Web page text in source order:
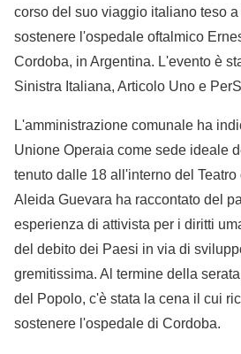
corso del suo viaggio italiano teso
sostenere l'ospedale oftalmico
Cordoba, in Argentina. L'evento è
Sinistra Italiana, Articolo Uno e
L'amministrazione comunale ha
Unione Operaia come sede ideale
tenuto dalle 18 all'interno del
Aleida Guevara ha raccontato del
esperienza di attivista per i diritti
del debito dei Paesi in via di
gremitissima. Al termine della
del Popolo, c'è stata la cena il cui
sostenere l'ospedale di Cordoba.